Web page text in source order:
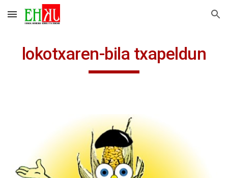
Skip to main content Skip to navigation
lokotxaren-bila txapeldun